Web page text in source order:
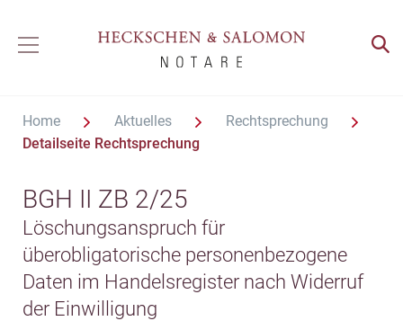
Home Aktuelles
Rechtsprechung
Detailseite Rechtsprechung
BGH II ZB 2/25
Löschungsanspruch für
überobligatorische personenbezogene
Daten im Handelsregister nach Widerruf
der Einwilligung